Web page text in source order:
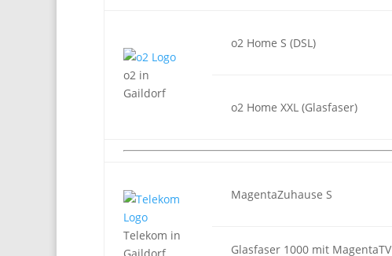
o2 in
Gaildorf
o2 Home S (DSL)
o2 Home XXL (Glasfaser)
Telekom in
MagentaZuhause S
Glasfaser 1000 mit MagentaTV